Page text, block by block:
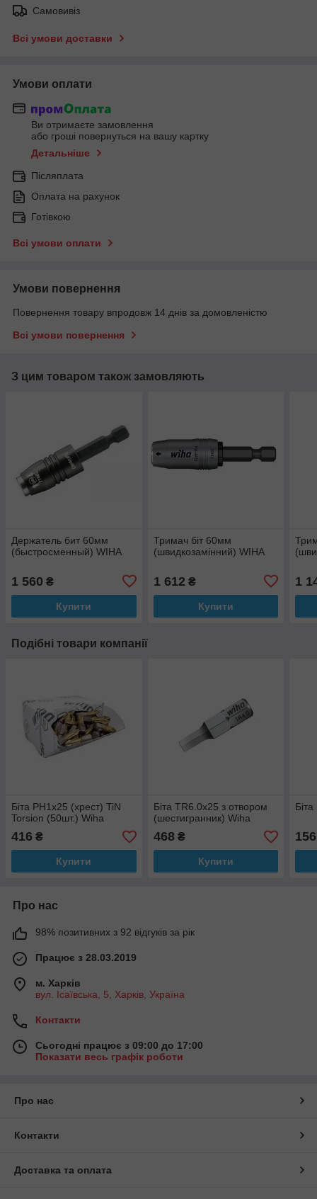
Самовивіз
Всі умови доставки
Умови оплати
Ви отримаєте замовлення
або гроші повернуться на вашу картку
Детальніше
Післяплата
Оплата на рахунок
Готівкою
Всі умови оплати
Умови повернення
Повернення товару впродовж 14 днів за домовленістю
Всі умови повернення
З цим товаром також замовляють
Держатель бит 60мм
(быстросменный) WIHA
1 560 ₴
Купити
Тримач біт 60мм
(швидкозамінний) WIHA
1 612 ₴
Купити
1
Подібні товари компанії
Біта PH1x25 (хрест) TiN
Torsion (50шт.) Wiha
416 ₴
Купити
Біта TR6.0x25 з отвором
(шестигранник) Wiha
468₴
Купити
156
Про нас
98% позитивних з 92 відгуків за рік
Працює з 28.03.2019
м. Харків
вул. Ісаївська, 5, Харків, Україна
Контакти
Сьогодні працює з 09:00 до 17:00
Показати весь графік роботи
Про нас
Контакти
Доставка та оплата